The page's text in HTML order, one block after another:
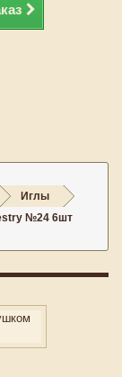
Иглы
№24 6шт